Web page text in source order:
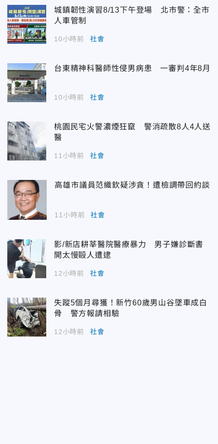
城鎮韌性演習8/13下午登場 北市警：全市
人車管制
10小時前 社會
台東精神科醫師性侵男病患 一審判4年8月
10小時前 社會
桃園民宅火警濃煙狂竄 警消疏散8人4人送
醫
11小時前 社會
高雄市議員范織欽疑涉貪！遭檢調帶回約談
11小時前 社會
影/新店耕莘醫院醫療暴力 男子嫌診斷書
開太慢毆人遭逮
12小時前 社會
失蹤5個月尋獲！新竹60歲男山谷墜車成白
骨 警方報請相驗
12小時前 社會